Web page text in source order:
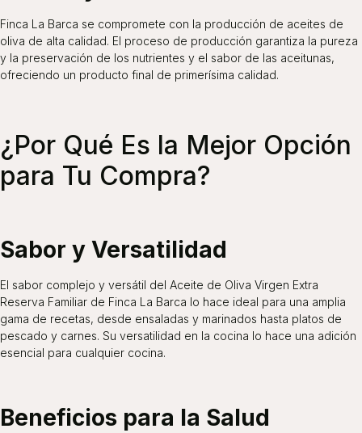
Finca La Barca se compromete con la producción de aceites de
oliva de alta calidad. El proceso de producción garantiza la pureza
y la preservación de los nutrientes y el sabor de las aceitunas,
ofreciendo un producto final de primerísima calidad.
¿Por Qué Es la Mejor Opción
para Tu Compra?
Sabor y Versatilidad
El sabor complejo y versátil del Aceite de Oliva Virgen Extra
Reserva Familiar de Finca La Barca lo hace ideal para una amplia
gama de recetas, desde ensaladas y marinados hasta platos de
pescado y carnes. Su versatilidad en la cocina lo hace una adición
esencial para cualquier cocina.
Beneficios para la Salud